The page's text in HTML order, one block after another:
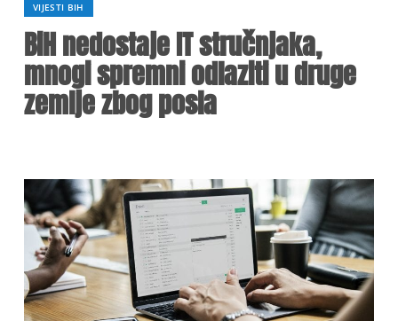
VIJESTI BIH
BiH nedostaje IT stručnjaka,
mnogi spremni odlaziti u druge
zemlje zbog posla